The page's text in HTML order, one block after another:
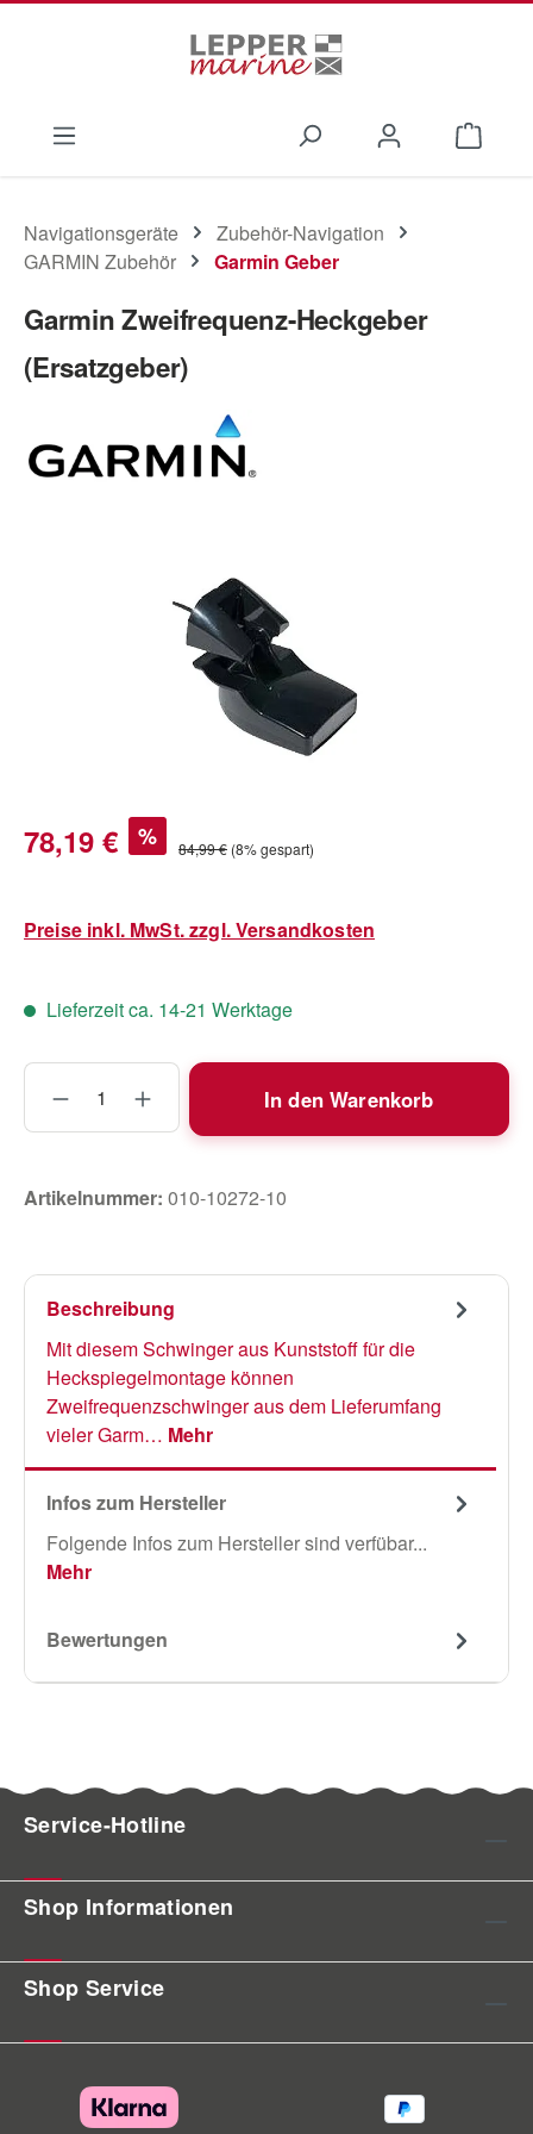
Navigationsgeräte
Zubehör-Navigation
GARMIN Zubehör
Garmin Geber
Garmin Zweifrequenz-Heckgeber
(Ersatzgeber)
Verkaufspreis:
78,19 € % Regulärer Preis:
84,99 € (8% gespart)
Preise inkl. MwSt. zzgl. Versandkosten
Lieferzeit ca. 14-21 Werktage
Produkt Anzahl: Gib den gewünschten
In den Warenkorb
Artikelnummer: 010-10272-10
Beschreibung
Mit diesem Schwinger aus Kunststoff für die
Heckspiegelmontage können
Zweifrequenzschwinger aus dem Lieferumfang
vieler Garm… Mehr
Infos zum Hersteller
Folgende Infos zum Hersteller sind verfübar...
Mehr
Bewertungen
Service-Hotline
Shop Informationen
Shop Service